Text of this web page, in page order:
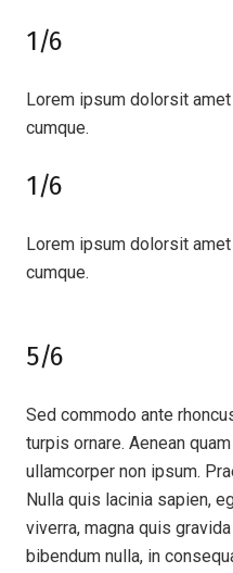
1/6
Lorem ipsum dolorsit
cumque.
1/6
Lorem ipsum dolorsit
cumque.
5/6
Sed commodo ante
turpis ornare. Aenean
ullamcorper non ipsum.
Nulla quis lacinia sapien,
viverra, magna quis
bibendum nulla, in